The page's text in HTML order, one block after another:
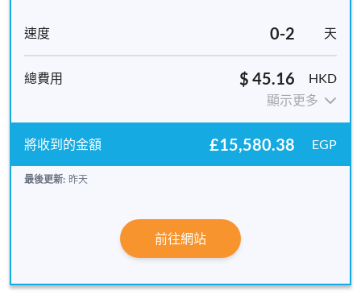
0-2 天
$ 45.16
HKD
顯示更多
£15,580.38 EGP
最後更新: 昨天
前往網站